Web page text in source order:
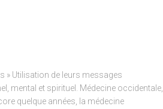
» Utilisation de leurs messages
mental et spirituel. Médecine occidentale,
quelque années, la médecine